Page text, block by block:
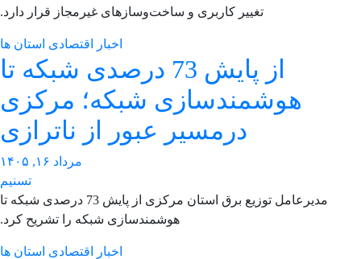
تغییر کاربری و ساخت‌وسازهای غیرمجاز قرار دارد.
اخبار اقتصادی استان ها
از پایش 73 درصدی شبکه تا
هوشمندسازی شبکه؛ مرکزی
درمسیر عبور از ناترازی
مرداد ۱۶, ۱۴۰۵
تسنیم
مدیرعامل توزیع برق استان مرکزی از پایش 73 درصدی شبکه تا
هوشمندسازی شبکه را تشریح کرد.
اخبار اقتصادی استان ها